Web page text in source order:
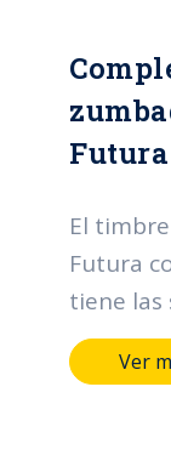
Futura
El
Futura
tiene las
de
Ver